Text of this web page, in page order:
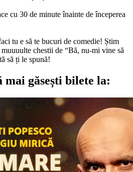
cu 30 de minute înainte de începerea
tu e să te bucuri de comedie! Știm
chestii de “Bă, nu-mi vine să
să ți le spună!
mai găsești bilete la: